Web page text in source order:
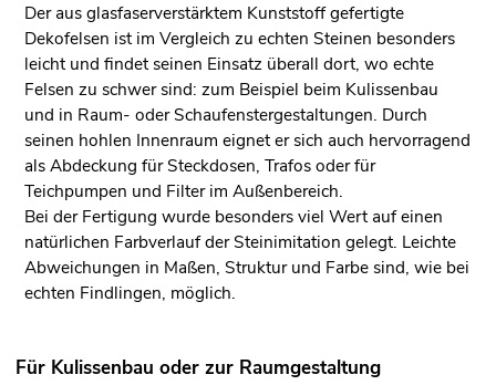
Der aus glasfaserverstärktem Kunststoff gefertigte
Dekofelsen ist im Vergleich zu echten Steinen besonders
leicht und findet seinen Einsatz überall dort, wo echte
Felsen zu schwer sind: zum Beispiel beim Kulissenbau
und in Raum- oder Schaufenstergestaltungen. Durch
seinen hohlen Innenraum eignet er sich auch hervorragend
als Abdeckung für Steckdosen, Trafos oder für
Teichpumpen und Filter im Außenbereich.
Bei der Fertigung wurde besonders viel Wert auf einen
natürlichen Farbverlauf der Steinimitation gelegt. Leichte
Abweichungen in Maßen, Struktur und Farbe sind, wie bei
echten Findlingen, möglich.
Für Kulissenbau oder zur Raumgestaltung